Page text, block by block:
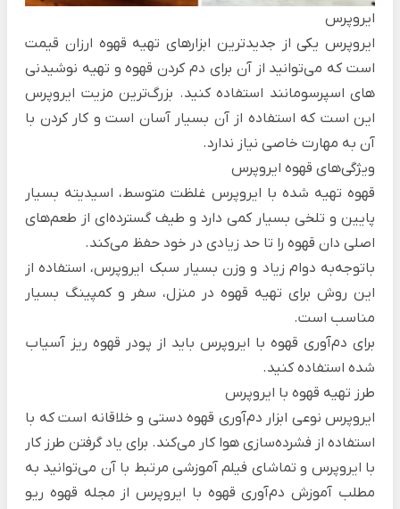
ایروپرس
ایروپرس یکی از جدیدترین ابزارهای تهیه قهوه ارزان قیمت
است که می‌توانید از آن برای دم کردن قهوه و تهیه نوشیدنی
های اسپرسومانند استفاده کنید. بزرگ‌ترین مزیت ایروپرس
این است که استفاده از آن بسیار آسان است و کار کردن با
آن به مهارت خاصی نیاز ندارد.
ویژگی‌های قهوه ایروپرس
قهوه تهیه شده با ایروپرس غلظت متوسط، اسیدیته بسیار
پایین و تلخی بسیار کمی دارد و طیف گسترده‌ای از طعم‌های
اصلی دان قهوه را تا حد زیادی در خود حفظ می‌کند.
باتوجه‌به دوام زیاد و وزن بسیار سبک ایروپرس، استفاده از
این روش برای تهیه قهوه در منزل، سفر و کمپینگ بسیار
مناسب است.
برای دم‌آوری قهوه با ایروپرس باید از پودر قهوه ریز آسیاب
شده استفاده کنید.
طرز تهیه قهوه با ایروپرس
ایروپرس نوعی ابزار دم‌آوری قهوه دستی و خلاقانه است که با
استفاده از فشرده‌سازی هوا کار می‌کند. برای یاد گرفتن طرز کار
با ایروپرس و تماشای فیلم آموزشی مرتبط با آن می‌توانید به
مطلب آموزش دم‌آوری قهوه با ایروپرس از مجله قهوه ریو